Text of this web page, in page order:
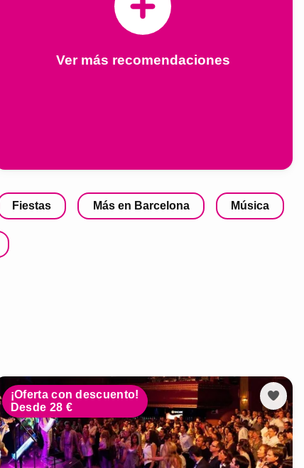
Ver más recomendaciones
Fiestas Más en Barcelona Música
¡Oferta con descuento!
Desde 28 €